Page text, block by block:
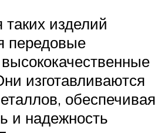
изделий
передовые
изготавливаются
обеспечивая
и надежность